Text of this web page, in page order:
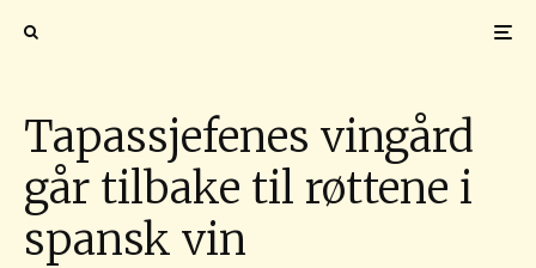
Tapassjefenes vingård
går tilbake til røttene i
spansk vin